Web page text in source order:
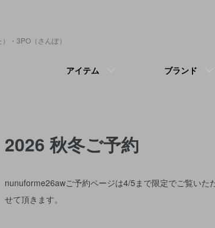
・3PO（さんぽ）
アイテム ブランド
2026 秋冬ご予約
nunuforme26awご予約ページは4/5まで限定でご覧い
せて頂きます。